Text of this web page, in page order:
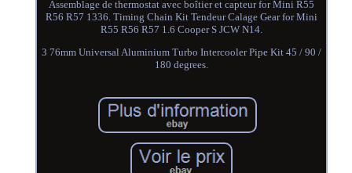
Assemblage de thermostat avec boîtier et capteur for Mini R55
R56 R57 1336. Timing Chain Kit Tendeur Calage Gear for Mini
R55 R56 R57 1.6 Cooper S JCW N14.
3 76mm Universal Aluminium Turbo Intercooler Pipe Kit 45 / 90 /
180 degrees.